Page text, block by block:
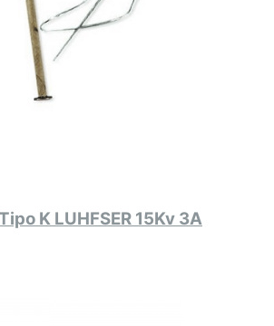
K LUHFSER 15Kv 3A